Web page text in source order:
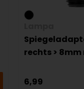
rechts >
6,99